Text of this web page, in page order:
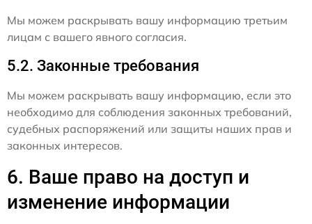
Мы можем раскрывать вашу информацию третьим
лицам с вашего явного согласия.
5.2. Законные требования
Мы можем раскрывать вашу информацию, если это
необходимо для соблюдения законных требований,
судебных распоряжений или защиты наших прав и
законных интересов.
6. Ваше право на доступ и
изменение информации